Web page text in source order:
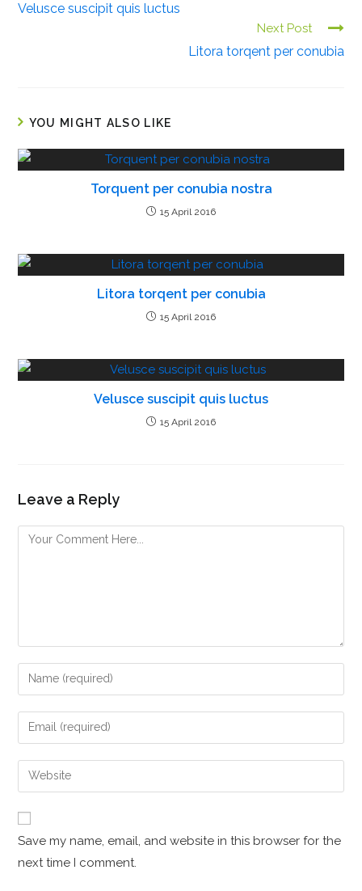
o
u
e
R
i
Velusce suscipit quis luctus
Next Post
Litora torqent per conubia
YOU MIGHT ALSO LIKE
Torquent per conubia nostra
15 April 2016
Litora torqent per conubia
15 April 2016
Velusce suscipit quis luctus
15 April 2016
Leave a Reply
Save my name, email, and website in this browser for the
next time I comment.